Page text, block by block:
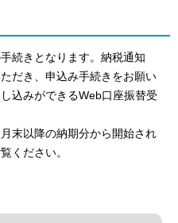
続きとなります。納税通知
だき、申込み手続きをお願い
込みができるWeb口座振替受
末以降の納期分から開始され
ください。